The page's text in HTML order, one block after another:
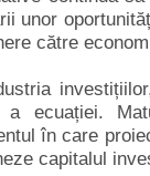
unor
către
a ecuației.
în care
capitalul